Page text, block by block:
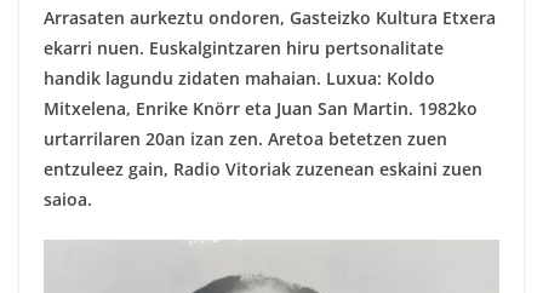
Arrasaten aurkeztu ondoren, Gasteizko Kultura Etxera
ekarri nuen. Euskalgintzaren hiru pertsonalitate
handik lagundu zidaten mahaian. Luxua: Koldo
Mitxelena, Enrike Knörr eta Juan San Martin. 1982ko
urtarrilaren 20an izan zen. Aretoa betetzen zuen
entzuleez gain, Radio Vitoriak zuzenean eskaini zuen
saioa.